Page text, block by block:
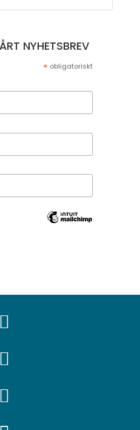
NYHETSBREV
* obligatoriskt


